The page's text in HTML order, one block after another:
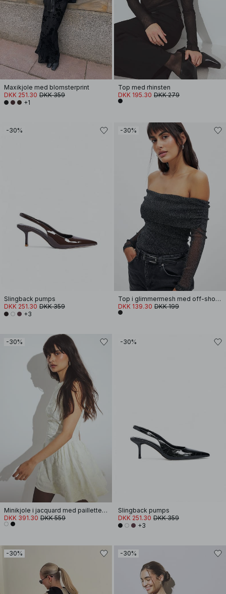
Maxikjole med blomsterprint
DKK 251.30 DKK 359
+1
Top med rhinsten
DKK 195.30 DKK 279
-30%
Slingback pumps
DKK 251.30 DKK 359
+3
-30%
Top i glimmermesh med off-shoulder
DKK 139.30 DKK 199
-30%
Minikjole i jacquard med pailletter og flæser i siden
DKK 391.30 DKK 559
-30%
Slingback pumps
DKK 251.30 DKK 359
+3
-30% -30%